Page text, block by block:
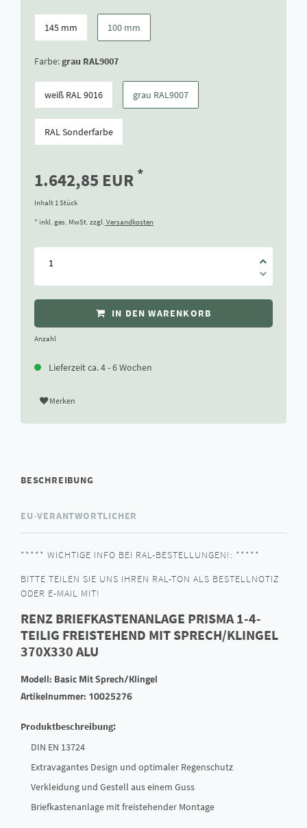
145 mm 100 mm
Farbe:grau RAL9007
weiß RAL 9016 grau RAL9007
RAL Sonderfarbe
1.642,85 EUR *
Inhalt 1Stück
* inkl. ges. MwSt. zzgl. Versandkosten
IN DEN WARENKORB
Anzahl
Lieferzeit ca. 4 - 6 Wochen
Merken
BESCHREIBUNG
EU-VERANTWORTLICHER
***** WICHTIGE INFO BEI RAL-BESTELLUNGEN!: *****
BITTE TEILEN SIE UNS IHREN RAL-TON ALS BESTELLNOTIZ
ODER E-MAIL MIT!
RENZ BRIEFKASTENANLAGE PRISMA 1-4-
TEILIG FREISTEHEND MIT SPRECH/KLINGEL
370X330 ALU
Modell: Basic Mit Sprech/Klingel
Artikelnummer: 10025276
Produktbeschreibung:
DIN EN 13724
Extravagantes Design und optimaler Regenschutz
Verkleidung und Gestell aus einem Guss
Briefkastenanlage mit freistehender Montage